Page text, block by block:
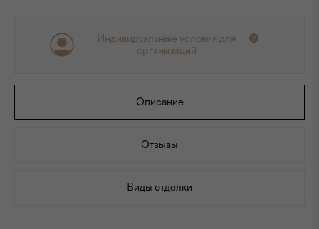
Индивидуальные условия для
организаций
Описание
Отзывы
Виды отделки